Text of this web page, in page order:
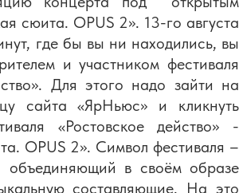
сюита. OPUS 2». 13-го августа
где бы вы ни находились, вы
и участником фестиваля
Для этого надо зайти на
сайта «ЯрНьюс» и кликнуть
«Ростовское действо» -
OPUS 2». Символ фестиваля –
объединяющий в своём образе
составляющие. На это